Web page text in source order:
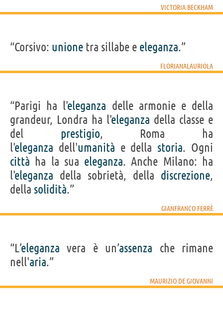
VICTORIA BECKHAM
“Corsivo: unione tra sillabe e eleganza.”
FLORIANALAURIOLA
“Parigi ha l'eleganza delle armonie e della
grandeur, Londra ha l'eleganza della classe e
del prestigio, Roma ha
l'eleganza dell'umanità e della storia. Ogni
città ha la sua eleganza. Anche Milano: ha
l'eleganza della sobrietà, della discrezione,
della solidità.”
GIANFRANCO FERRÈ
“L’eleganza vera è un’assenza che rimane
nell'aria.”
MAURIZIO DE GIOVANNI